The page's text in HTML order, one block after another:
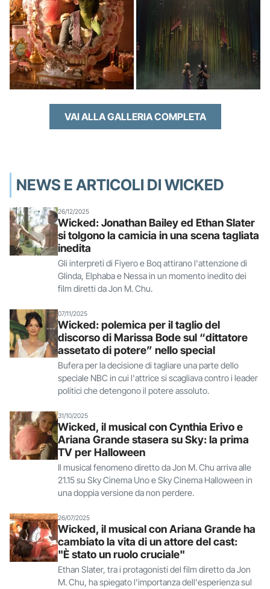
VAI ALLA GALLERIA COMPLETA
NEWS E ARTICOLI DI WICKED
26/12/2025
Wicked: Jonathan Bailey ed Ethan Slater
si tolgono la camicia in una scena tagliata
inedita
Gli interpreti di Fiyero e Boq attirano l'attenzione di
Glinda, Elphaba e Nessa in un momento inedito dei
film diretti da Jon M. Chu.
07/11/2025
Wicked: polemica per il taglio del
discorso di Marissa Bode sul “dittatore
assetato di potere” nello special
Bufera per la decisione di tagliare una parte dello
speciale NBC in cui l'attrice si scagliava contro i leader
politici che detengono il potere assoluto.
31/10/2025
Wicked, il musical con Cynthia Erivo e
Ariana Grande stasera su Sky: la prima
TV per Halloween
Il musical fenomeno diretto da Jon M. Chu arriva alle
21.15 su Sky Cinema Uno e Sky Cinema Halloween in
una doppia versione da non perdere.
26/07/2025
Wicked, il musical con Ariana Grande ha
cambiato la vita di un attore del cast:
"È stato un ruolo cruciale"
Ethan Slater, tra i protagonisti del film diretto da Jon
M. Chu, ha spiegato l'importanza dell'esperienza sul